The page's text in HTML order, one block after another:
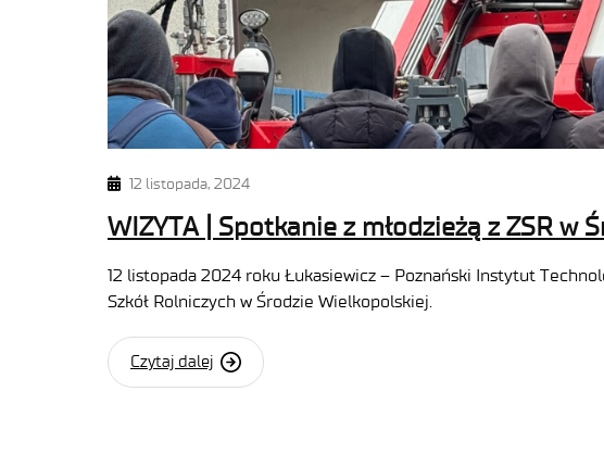
12 listopada, 2024
WIZYTA | Spotkanie z młodzieżą z ZSR w
12 listopada 2024 roku Łukasiewicz – Poznański Instytut
Szkół Rolniczych w Środzie Wielkopolskiej.
Czytaj dalej